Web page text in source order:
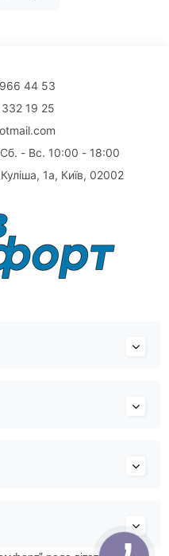
44 53
19 25
- Вс. 10:00 - 18:00
1а, Київ, 02002